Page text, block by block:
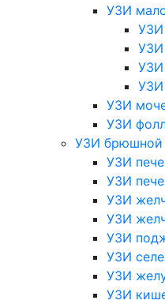
УЗИ
УЗИ
УЗИ
УЗИ
УЗИ
УЗИ
УЗИ брюшной
УЗИ
УЗИ
УЗИ
УЗИ
УЗИ
УЗИ
УЗИ
УЗИ